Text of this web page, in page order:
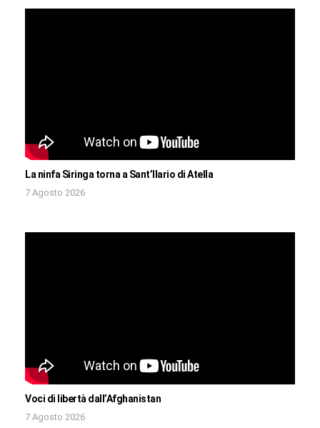
La ninfa Siringa torna a Sant’Ilario di Atella
7 Agosto 2026
Voci di libertà dall’Afghanistan
7 Agosto 2026